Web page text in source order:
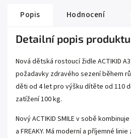
Popis Hodnocení
Detailní popis produktu
Nová dětská rostoucí židle ACTIKID
požadavky zdravého sezení během
děti od 4 let pro výšku dítěte od 110
zatížení 100 kg.
Nový ACTIKID SMILE v sobě
a FREAKY. Má moderní a příjemné